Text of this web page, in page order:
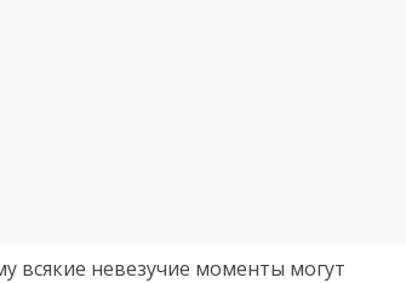
всякие невезучие моменты могут